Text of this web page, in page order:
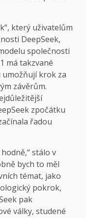
který uživatelům
DeepSeek,
společnosti
má takzvané
umožňují krok za
závěrům.
zpočátku
řadou
stálo v
bych to měl
témat, jako
pokrok,
pak
války, studené